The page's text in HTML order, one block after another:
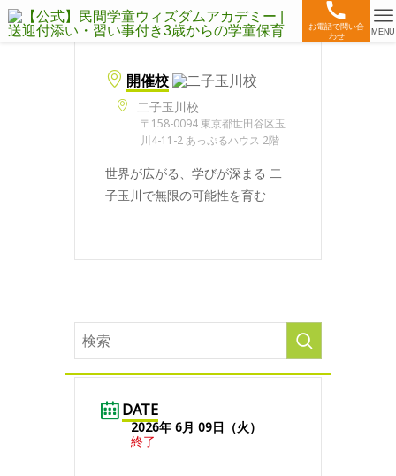
お電話で問い合
わせ
MENU
開催校
二子玉川校
〒158-0094 東京都世田谷区玉
川4-11-2 あっぷるハウス 2階
世界が広がる、学びが深まる 二
子玉川で無限の可能性を育む
DATE
2026年 6月 09日（火）
終了